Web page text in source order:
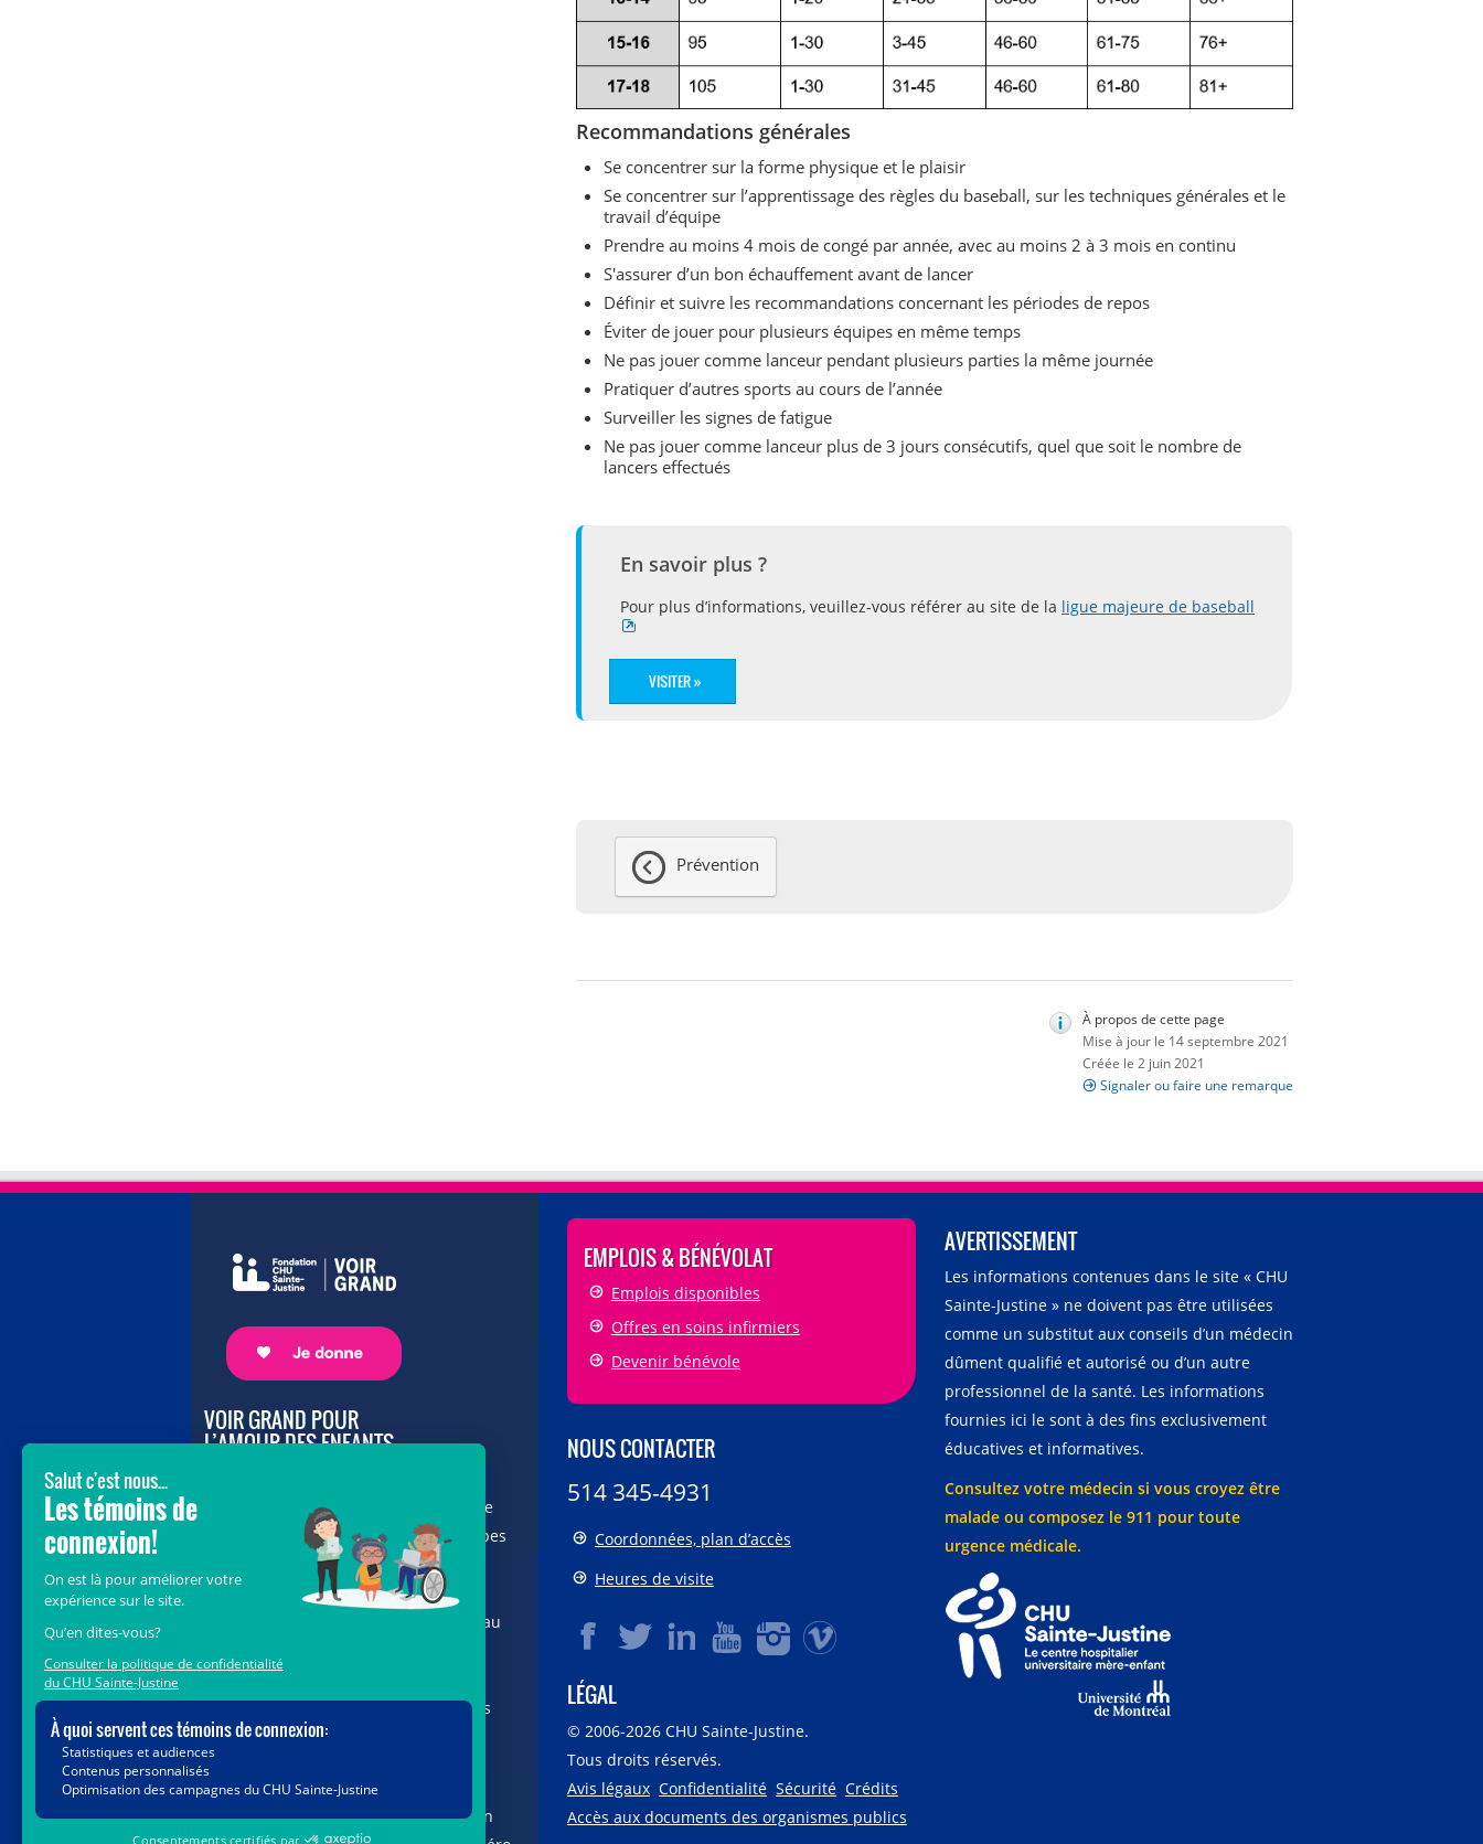
Recommandations générales
Se concentrer sur la forme physique et le plaisir
Se concentrer sur l’apprentissage des règles du baseball, sur les techniques générales et le
travail d’équipe
Prendre au moins 4 mois de congé par année, avec au moins 2 à 3 mois en continu
S'assurer d’un bon échauffement avant de lancer
Définir et suivre les recommandations concernant les périodes de repos
Éviter de jouer pour plusieurs équipes en même temps
Ne pas jouer comme lanceur pendant plusieurs parties la même journée
Pratiquer d’autres sports au cours de l’année
Surveiller les signes de fatigue
Ne pas jouer comme lanceur plus de 3 jours consécutifs, quel que soit le nombre de
lancers effectués
En savoir plus ?
Pour plus d’informations, veuillez-vous référer au site de la ligue majeure de baseball
VISITER »
Prévention
À propos de cette page
Mise à jour le 14 septembre 2021
Créée le 2 juin 2021
Signaler ou faire une remarque
VOIR GRAND POUR
L’AMOUR DES ENFANTS
vous au cœur de la campagne majeure
Voir Grand, nous conduisons les équipes
soignantes vers les opportunités de la
science et des nouvelles technologies
pour que chaque enfant, où qu’il soit au
Justine. Ensemble, unissons nos forces
pour leur avenir.
Merci de voir grand avec nous.
Vous pouvez également faire votre don
EMPLOIS & BÉNÉVOLAT
Emplois disponibles
Offres en soins infirmiers
Devenir bénévole
NOUS CONTACTER
514 345-4931
Coordonnées, plan d’accès
Heures de visite
LÉGAL
© 2006-2026CHU Sainte-Justine.
Tous droits réservés.
Avis légaux Confidentialité Sécurité Crédits
Accès aux documents des organismes publics
AVERTISSEMENT
Les informations contenues dans le site « CHU
Sainte-Justine » ne doivent pas être utilisées
comme un substitut aux conseils d’un médecin
dûment qualifié et autorisé ou d’un autre
professionnel de la santé. Les informations
fournies ici le sont à des fins exclusivement
éducatives et informatives.
Consultez votre médecin si vous croyez être
malade ou composez le 911 pour toute
urgence médicale.